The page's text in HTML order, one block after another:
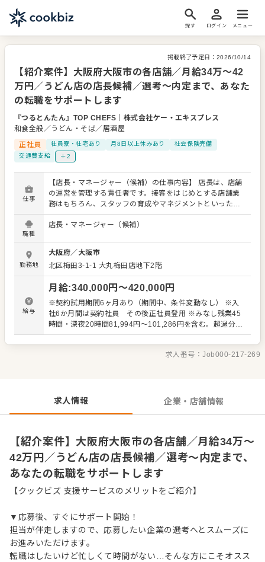
探す ログイン メニュー
掲載終了予定日： 2026/10/14
【紹介案件】大阪府大阪市の各店舗／月給34万～42
万円／うどん店の店長候補／選考～内定まで、あなた
の転職をサポートします
『つるとんたん』TOP CHEFS
株式会社ケー・エキスプレス
和食全般／うどん・そば／居酒屋
正社員
社員寮・社宅あり 月8日以上休みあり
社会保険完備
交通費支給
＋2
仕事
【店長・マネージャー（候補）の仕事内容】 店長は、店舗
の運営を管理する責任者です。接客をはじめとする店舗業
務はもちろん、スタッフの育成やマネジメントといった重
要な役割を担います。メインとなるのは、販促イベントや
キャンペーンの企画なども含め、売上に繋げていくことで
あなたならではのアイデアを積極的に発信してください。
【具体的には…】 ・ホール、キッチンの全体管理 ・予約管
理、電話対応 ・接客、サービス全般 ・売上管理、在庫管理
・スタッフの育成やマネジメント、シフト管理 など 入社
後はスキルに合わせた業務からお任せしますので、徐々に
仕事の幅を広げていきましょう。成長をしっかりサポート
しますので、経験に関わらず安心してスタートできる環境
です。 ゆくゆくはさらにステップアップなどめざせます。
職種
店長・マネージャー（候補）
勤務地
大阪府／ 大阪市
北区梅田3-1-1 大丸梅田店地下2階
給与
月給:340,000円〜420,000円
※契約試用期間6ヶ月あり（期間中、条件変動なし） ※入
社6か月間は契約社員 その後正社員登用 ※みなし残業45
時間・深夜20時間81,994円～101,286円を含む。超過分は
別途支給。
求人番号：Job000-217-269
求人情報 企業・店舗情報
【紹介案件】大阪府大阪市の各店舗／月給34万～
42万円／うどん店の店長候補／選考～内定まで、
あなたの転職をサポートします
【クックビズ 支援サービスのメリットをご紹介】
▼応募後、すぐにサポート開始！
担当が伴走しますので、応募したい企業の選考へとスムーズに
お進みいただけます。
転職はしたいけど忙しくて時間がない…そんな方にこそオスス